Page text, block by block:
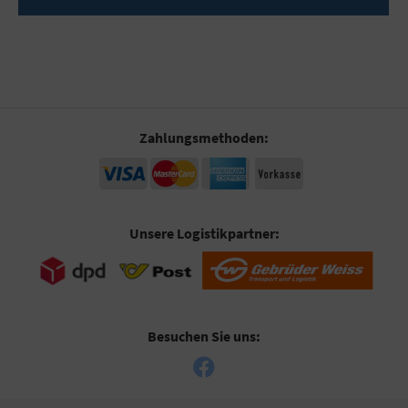
Zahlungsmethoden:
Unsere Logistikpartner:
Besuchen Sie uns: